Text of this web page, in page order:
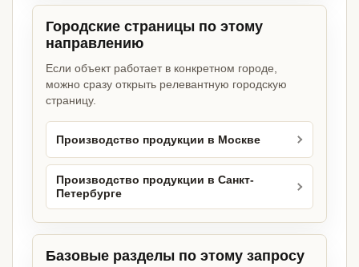
Городские страницы по этому
направлению
Если объект работает в конкретном городе,
можно сразу открыть релевантную городскую
страницу.
Производство продукции в Москве
Производство продукции в Санкт-
Петербурге
Базовые разделы по этому запросу